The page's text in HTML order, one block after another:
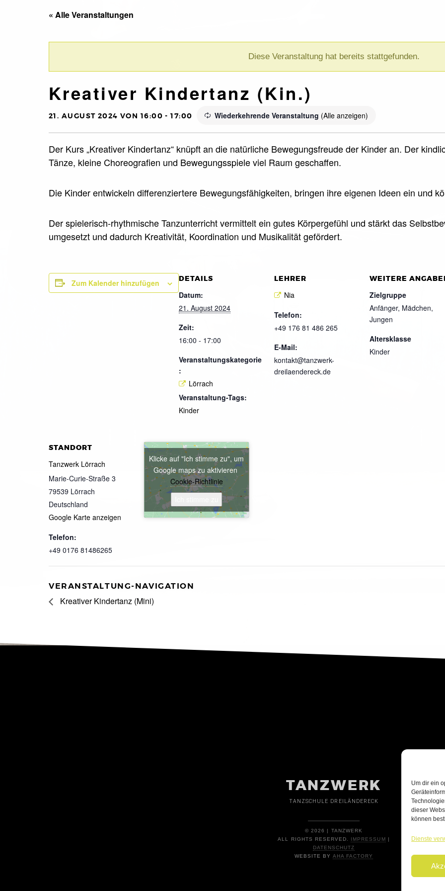
Um dir ein
dieser
können
Dienste
« Alle Veranstaltungen
Diese Veranstaltung hat bereits stattgefunden.
Kreativer Kindertanz (Kin.)
21. AUGUST 2024 VON 16:00 -17:00 Wiederkehrende Veranstaltung (Alle anzeigen)
Der Kurs „Kreativer Kindertanz“ knüpft an die natürliche Bewegungsfreude der Kinder an. Der
Tänze, kleine Choreografien und Bewegungsspiele viel Raum geschaffen.
Die Kinder entwickeln differenziertere Bewegungsfähigkeiten, bringen ihre eigenen Ideen ein und
Der spielerisch-rhythmische Tanzunterricht vermittelt ein gutes Körpergefühl und stärkt das
umgesetzt und dadurch Kreativität, Koordination und Musikalität gefördert.
Zum Kalender hinzufügen DETAILS
Datum:
21. August 2024
Zeit:
16:00 - 17:00
Veranstaltungskategorie
:
Lörrach
Veranstaltung-Tags:
Kinder
LEHRER
Nia
Telefon:
+49 176 81 486 265
E-Mail:
kontakt@tanzwerk-
dreilaendereck.de
WEITERE
Zielgruppe
Anfänger, Mädchen,
Jungen
Altersklasse
Kinder
STANDORT
Tanzwerk Lörrach
Marie-Curie-Straße 3
79539 Lörrach
Deutschland
Google Karte anzeigen
Telefon:
+49 0176 81486265
Klicke auf "Ich stimme zu", um
Google maps zu aktivieren
Cookie-Richtlinie
VERANSTALTUNG-NAVIGATION
Kreativer Kindertanz (Mini)
TANZWERK
TANZSCHULE DREILÄNDERECK
© 2026 | TANZWERK
ALL RIGHTS RESERVED. IMPRESSUM |
DATENSCHUTZ
WEBSITE BY AHA FACTORY